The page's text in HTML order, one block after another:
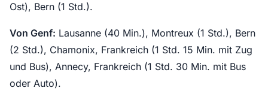
Ost), Bern (1 Std.).
Von Genf: Lausanne (40 Min.), Montreux (1 Std.), Bern
(2 Std.), Chamonix, Frankreich (1 Std. 15 Min. mit Zug
und Bus), Annecy, Frankreich (1 Std. 30 Min. mit Bus
oder Auto).